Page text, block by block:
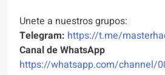
Unete a nuestros grupos:
Telegram: https://t.me/
Canal de WhatsApp
https://whatsapp.com/channel/